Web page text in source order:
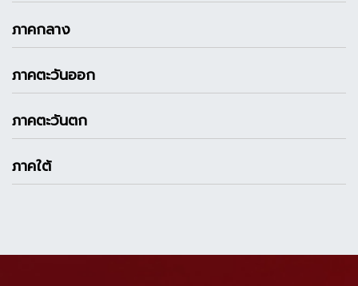
ภาคกลาง
ภาคตะวันออก
ภาคตะวันตก
ภาคใต้